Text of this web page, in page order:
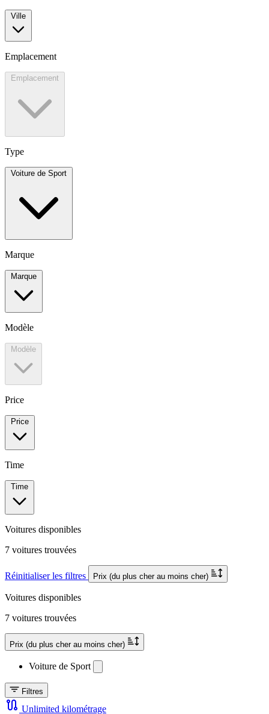
Ville
Emplacement
Emplacement
Type
Voiture de Sport
Marque
Marque
Modèle
Modèle
Price
Price
Time
Time
Voitures disponibles
7 voitures trouvées
Réinitialiser les filtres Prix (du plus cher au moins cher)
Voitures disponibles
7 voitures trouvées
Prix (du plus cher au moins cher)
Voiture de Sport
Filtres
Unlimited kilométrage